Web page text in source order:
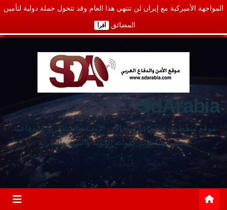
المواجهة الأميركية مع إيران لن تنتهي هذا العام وقد تتحول حملة دولية لتأمين
المضائق أقرأ
SdArabia
موقع متخصص في كافة المجالات الأمنية والعسكرية والدفاعية،
يغطي نشاطات القوات الجوية والبرية والبحرية